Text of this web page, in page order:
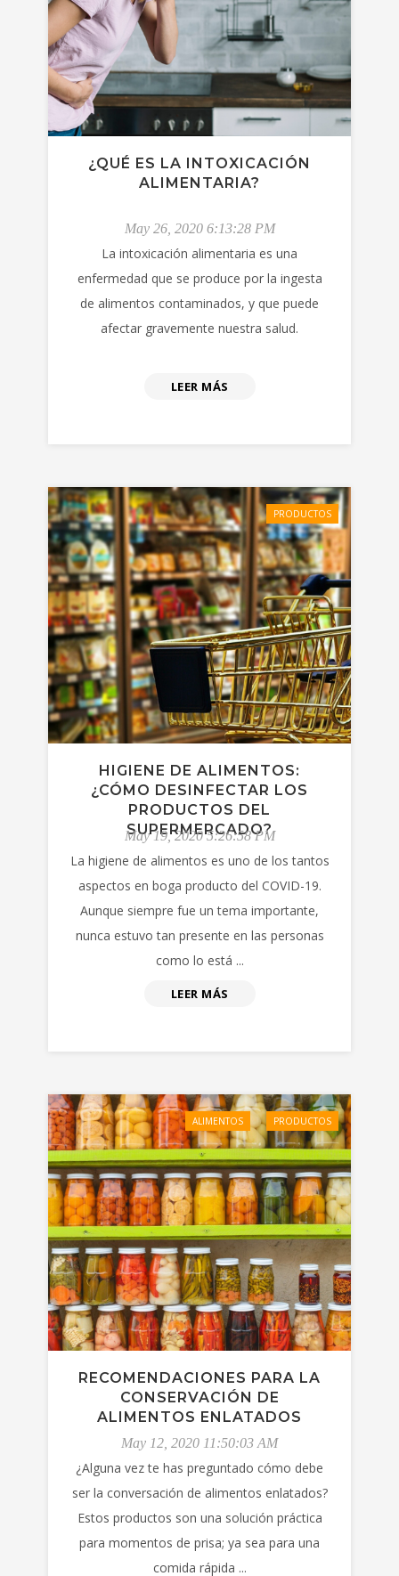
¿QUÉ ES LA INTOXICACIÓN
ALIMENTARIA?
May 26, 2020 6:13:28 PM
La intoxicación alimentaria es una
enfermedad que se produce por la ingesta
de alimentos contaminados, y que puede
afectar gravemente nuestra salud.
LEER MÁS
PRODUCTOS
HIGIENE DE ALIMENTOS:
¿CÓMO DESINFECTAR LOS
PRODUCTOS DEL
SUPERMERCADO?
May 19, 2020 5:26:58 PM
La higiene de alimentos es uno de los tantos
aspectos en boga producto del COVID-19.
Aunque siempre fue un tema importante,
nunca estuvo tan presente en las personas
como lo está ...
LEER MÁS
ALIMENTOS PRODUCTOS
RECOMENDACIONES PARA LA
CONSERVACIÓN DE
ALIMENTOS ENLATADOS
May 12, 2020 11:50:03 AM
¿Alguna vez te has preguntado cómo debe
ser la conversación de alimentos enlatados?
Estos productos son una solución práctica
para momentos de prisa; ya sea para una
comida rápida ...